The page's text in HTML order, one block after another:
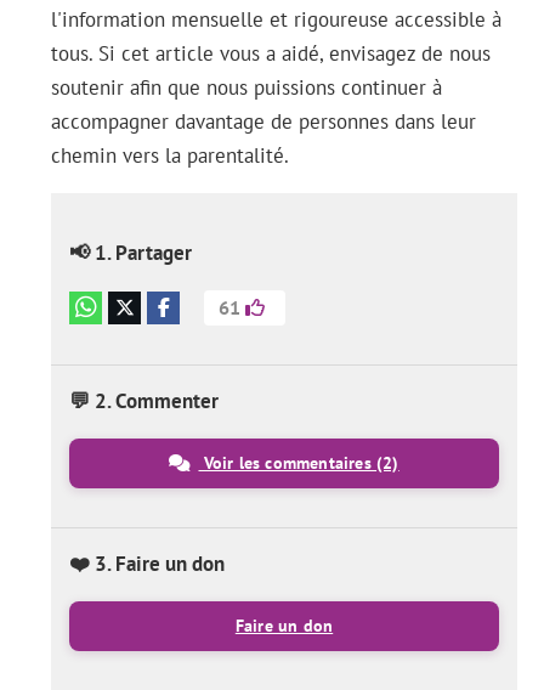
l'information mensuelle et rigoureuse accessible à
tous. Si cet article vous a aidé, envisagez de nous
soutenir afin que nous puissions continuer à
accompagner davantage de personnes dans leur
chemin vers la parentalité.
📢 1. Partager
61
💬 2. Commenter
Voir les commentaires(2)
❤️ 3. Faire un don
Faire un don